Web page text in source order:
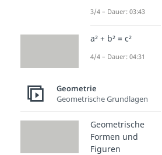
Die
Tetraeders
3/4 – Dauer: 03:43
a² + b² = c²
4/4 – Dauer: 04:31
Geometrie
Geometrische Grundlagen
Geometrische
Formen und
Figuren